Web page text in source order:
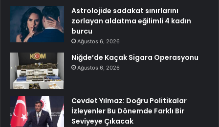
Astrolojide sadakat sınırlarını
zorlayan aldatma eğilimli 4 kadın
burcu
Ağustos 6, 2026
Niğde’de Kaçak Sigara Operasyonu
Ağustos 6, 2026
Cevdet Yılmaz: Doğru Politikalar
İzleyenler Bu Dönemde Farklı Bir
Seviyeye Çıkacak